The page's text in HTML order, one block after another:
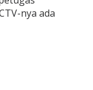
nya ada